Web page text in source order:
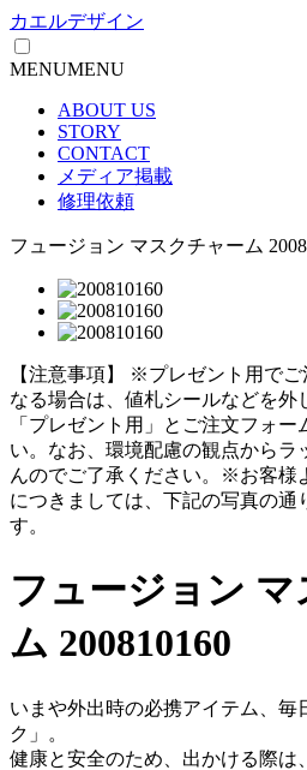
カエルデザイン
MENUMENU
ABOUT US
STORY
CONTACT
メディア掲載
修理依頼
フュージョン マスクチャーム
【注意事項】
※プレゼント用でご
なる場合は、値札シールなどを外
「プレゼント用」とご注文フォ
い。 なお、環境配慮の観点からラ
んのでご了承ください。
※お客様
につきましては、下記の写真の通
す。
フュージョン
ム 200810160
いまや外出時の必携アイテム、毎
ク」。
健康と安全のため、出かける際は